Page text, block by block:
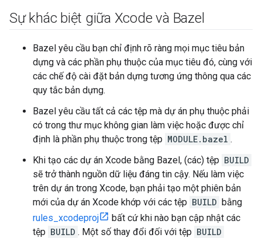
Sự khác biệt giữa Xcode và Bazel
Bazel yêu cầu bạn chỉ định rõ ràng mọi mục tiêu bản
dựng và các phần phụ thuộc của mục tiêu đó, cùng với
các chế độ cài đặt bản dựng tương ứng thông qua các
quy tắc bản dựng.
Bazel yêu cầu tất cả các tệp mà dự án phụ thuộc phải
có trong thư mục không gian làm việc hoặc được chỉ
định là phần phụ thuộc trong tệp MODULE.bazel .
Khi tạo các dự án Xcode bằng Bazel, (các) tệp BUILD
sẽ trở thành nguồn dữ liệu đáng tin cậy. Nếu làm việc
trên dự án trong Xcode, bạn phải tạo một phiên bản
mới của dự án Xcode khớp với các tệp BUILD bằng
rules_xcodeproj
bất cứ khi nào bạn cập nhật các
tệp BUILD . Một số thay đổi đối với tệp BUILD